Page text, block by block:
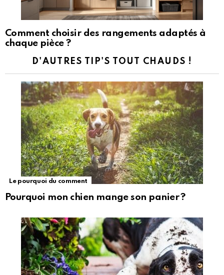
Comment choisir des rangements adaptés à
chaque pièce ?
D'AUTRES TIP'S TOUT CHAUDS !
Le pourquoi du comment
Pourquoi mon chien mange son panier ?